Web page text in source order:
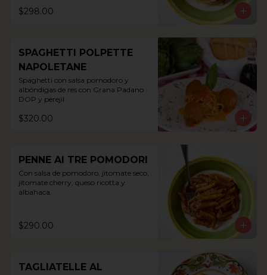
$298.00
SPAGHETTI POLPETTE
NAPOLETANE
Spaghetti con salsa pomodoro y
albóndigas de res con Grana Padano
DOP y perejil
$320.00
PENNE AI TRE POMODORI
Con salsa de pomodoro, jitomate seco,
jitomate cherry, queso ricotta y
albahaca.
$290.00
TAGLIATELLE AL